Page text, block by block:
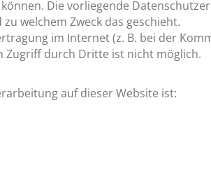
Die vorliegende
welchem Zweck das geschieht.
im Internet (z. B. bei der
Zugriff durch Dritte ist nicht möglich.
auf dieser Website ist: